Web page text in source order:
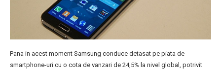
Pana in acest moment Samsung conduce detasat pe piata de
smartphone-uri cu o cota de vanzari de 24,5% la nivel global, potrivit